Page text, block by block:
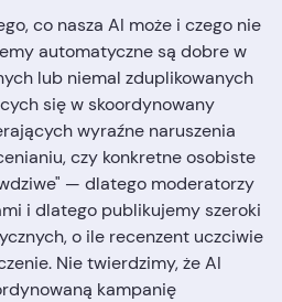
co nasza AI może i czego nie
automatyczne są dobre w
lub niemal zduplikowanych
się w skoordynowany
wyraźne naruszenia
czy konkretne osobiste
— dlatego moderatorzy
i dlatego publikujemy szeroki
o ile recenzent uczciwie
Nie twierdzimy, że AI
kampanię